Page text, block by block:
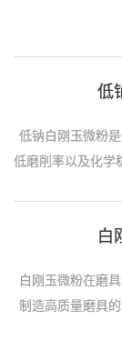
低
低钠白刚玉微粉
低磨削率以及化学
白
白刚玉微粉在磨
制造高质量磨具